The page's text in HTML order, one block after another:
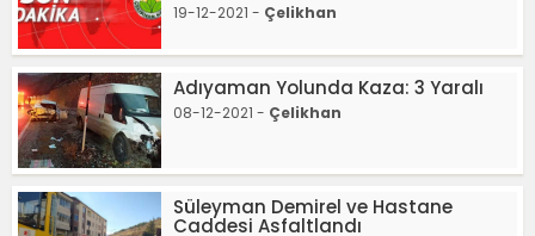
19-12-2021 - Çelikhan
Adıyaman Yolunda Kaza: 3 Yaralı
08-12-2021 - Çelikhan
Süleyman Demirel ve Hastane
Caddesi Asfaltlandı